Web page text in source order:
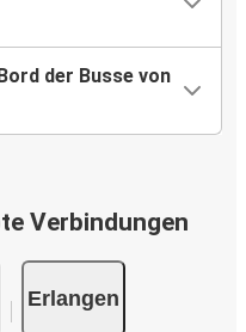
der Busse von
Verbindungen
Erlangen